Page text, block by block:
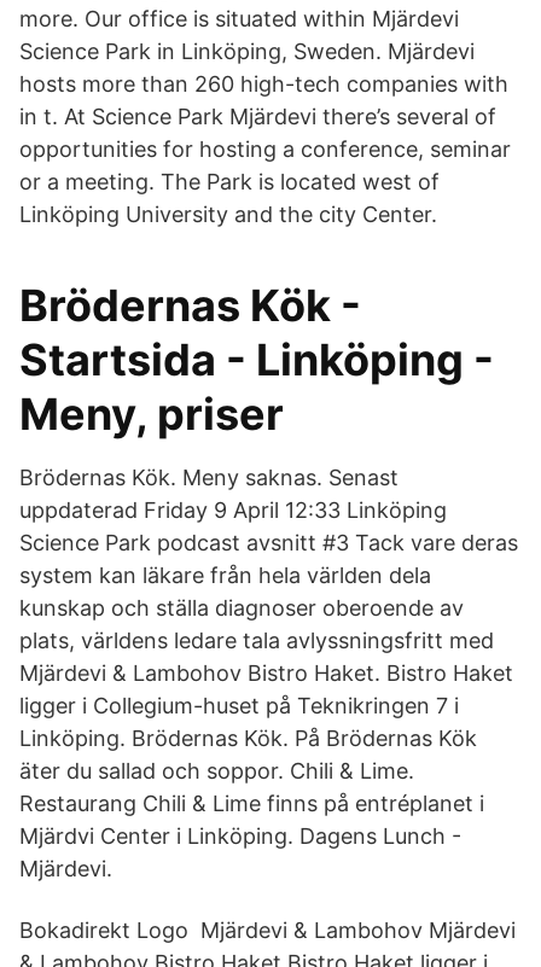
more. Our office is situated within Mjärdevi
Science Park in Linköping, Sweden. Mjärdevi
hosts more than 260 high-tech companies with
in t. At Science Park Mjärdevi there’s several of
opportunities for hosting a conference, seminar
or a meeting. The Park is located west of
Linköping University and the city Center.
Brödernas Kök -
Startsida - Linköping -
Meny, priser
Brödernas Kök. Meny saknas. Senast
uppdaterad Friday 9 April 12:33 Linköping
Science Park podcast avsnitt #3 Tack vare deras
system kan läkare från hela världen dela
kunskap och ställa diagnoser oberoende av
plats, världens ledare tala avlyssningsfritt med
Mjärdevi & Lambohov Bistro Haket. Bistro Haket
ligger i Collegium-huset på Teknikringen 7 i
Linköping. Brödernas Kök. På Brödernas Kök
äter du sallad och soppor. Chili & Lime.
Restaurang Chili & Lime finns på entréplanet i
Mjärdvi Center i Linköping. Dagens Lunch -
Mjärdevi.
Bokadirekt Logo Mjärdevi & Lambohov Mjärdevi